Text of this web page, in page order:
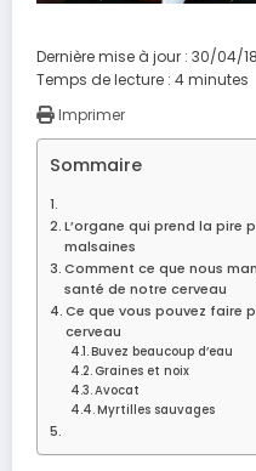
Dernière mise à jour : 30/04/18
Temps de lecture : 4minutes
Imprimer
Sommaire
L’organe qui prend la pire
malsaines
Comment ce que nous
santé de notre cerveau
Ce que vous pouvez faire
cerveau
Buvez beaucoup d’eau
Graines et noix
Avocat
Myrtilles sauvages